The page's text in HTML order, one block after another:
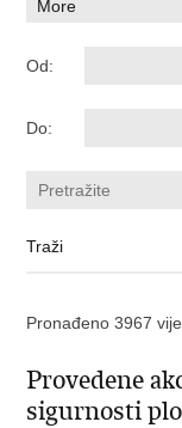
Od:
Do:
Pronađeno 3967
Provedene
sigurnosti